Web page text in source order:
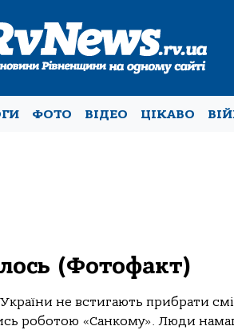
ФОТО ВІДЕО ЦІКАВО
(Фотофакт)
не встигають прибрати
роботою «Санкому». Люди